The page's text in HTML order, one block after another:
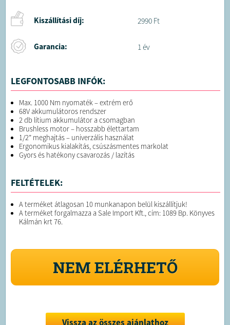
Kiszállítási díj: 2990 Ft
Garancia: 1 év
LEGFONTOSABB INFÓK:
Max. 1000 Nm nyomaték – extrém erő
68V akkumulátoros rendszer
2 db lítium akkumulátor a csomagban
Brushless motor – hosszabb élettartam
1/2” meghajtás – univerzális használat
Ergonomikus kialakítás, csúszásmentes markolat
Gyors és hatékony csavarozás / lazítás
FELTÉTELEK:
A terméket átlagosan 10 munkanapon belül kiszállítjuk!
A terméket forgalmazza a Sale Import Kft., cím: 1089 Bp. Könyves
Kálmán krt 76.
NEM ELÉRHETŐ
Vissza az összes ajánlathoz